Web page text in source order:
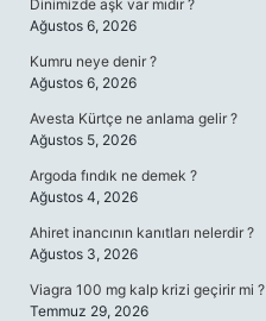
Dinimizde aşk var mıdır ?
Ağustos 6, 2026
Kumru neye denir ?
Ağustos 6, 2026
Avesta Kürtçe ne anlama gelir ?
Ağustos 5, 2026
Argoda fındık ne demek ?
Ağustos 4, 2026
Ahiret inancının kanıtları nelerdir ?
Ağustos 3, 2026
Viagra 100 mg kalp krizi geçirir mi ?
Temmuz 29, 2026